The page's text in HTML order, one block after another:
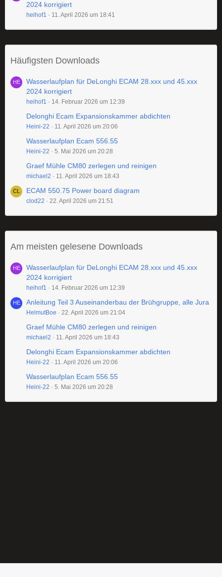
2024 korrigiert
heihof1 11. April 2026 um 18:41
Häufigsten Downloads
Wasserlaufplan für DeLonghi ECAM 28.xxx und 45.xxx
2024 korrigiert
heihof1 14. Februar 2026 um 12:39
Delonghi Ecam Expansionskammer abdichten
Heini-22 11. April 2026 um 20:06
Wasserlaufplan Ecam 556.55
Heini-22 5. Mai 2026 um 20:28
Graef Mühle CM80 zerlegen und reinigen
michael2 11. April 2026 um 18:43
ECAM 550.75 Power board diagram
clod22 22. April 2026 um 21:51
Am meisten gelesene Downloads
Wasserlaufplan für DeLonghi ECAM 28.xxx und 45.xxx
2024 korrigiert
heihof1 14. Februar 2026 um 12:39
Anleitung Teil 3 Auseinanderbau der Brühgruppe, alle Jura
HelmutBoe 22. April 2026 um 21:04
Graef Mühle CM80 zerlegen und reinigen
michael2 11. April 2026 um 18:43
Delonghi Ecam Expansionskammer abdichten
Heini-22 11. April 2026 um 20:06
Wasserlaufplan Ecam 556.55
Heini-22 5. Mai 2026 um 20:28